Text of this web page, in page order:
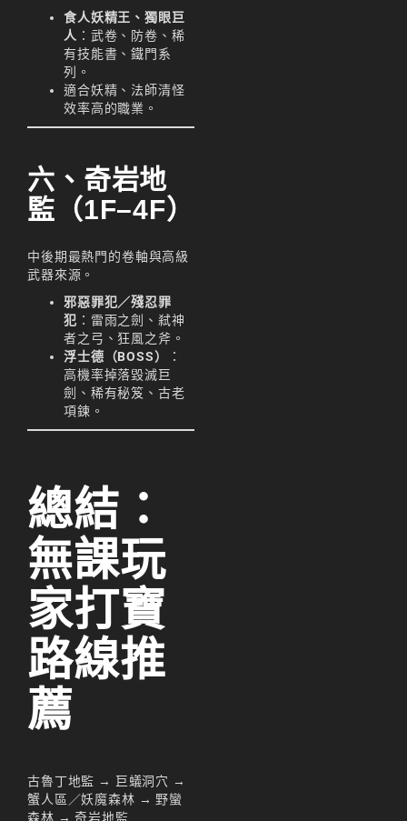
食人妖精王、獨眼巨
人 ：武卷、防卷、稀
有技能書、鐵門系
列。
適合妖精、法師清怪
效率高的職業。
六、奇岩地
監（1F–4F）
中後期最熱門的卷軸與高級
武器來源。
邪惡罪犯／殘忍罪
犯 ：雷雨之劍、弒神
者之弓、狂風之斧。
浮士德（BOSS）
：
高機率掉落毀滅巨
劍、稀有秘笈、古老
項鍊。
總結：
無課玩
家打寶
路線推
薦
古魯丁地監 → 巨蟻洞穴 →
蟹人區／妖魔森林 → 野蠻
森林 → 奇岩地監